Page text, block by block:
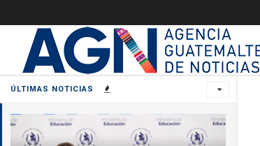
ÚLTIMAS NOTICIAS